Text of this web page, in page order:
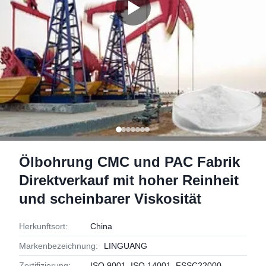
Ölbohrung CMC und PAC Fabrik
Direktverkauf mit hoher Reinheit
und scheinbarer Viskosität
Herkunftsort: China
Markenbezeichnung: LINGUANG